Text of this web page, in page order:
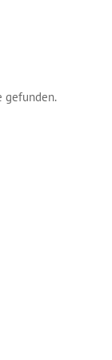
gefunden.